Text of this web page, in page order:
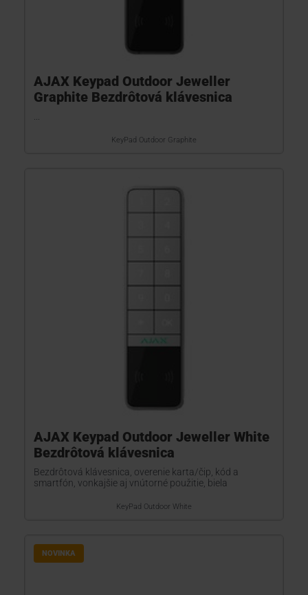
AJAX Keypad Outdoor Jeweller
Graphite Bezdrôtová klávesnica
KeyPad Outdoor Graphite
AJAX Keypad Outdoor Jeweller White
Bezdrôtová klávesnica
Bezdrôtová klávesnica, overenie karta/čip, kód a
smartfón, vonkajšie aj vnútorné použitie, biela
KeyPad Outdoor White
NOVINKA